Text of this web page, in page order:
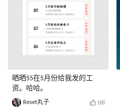
晒晒55在5月份给我发的工
资。哈哈。
Reset丸子 168